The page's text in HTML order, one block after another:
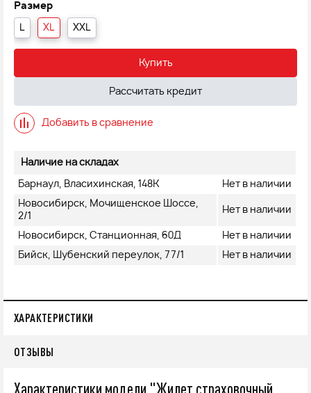
Размер
L XL XXL
Купить
Рассчитать кредит
Добавить в сравнение
Наличие на складах
Барнаул, Власихинская, 148К
Нет в наличии
Новосибирск, Мочищенское Шоссе,
2/1
Нет в наличии
Новосибирск, Станционная, 60Д
Нет в наличии
Бийск, Шубенский переулок, 77/1
Нет в наличии
ХАРАКТЕРИСТИКИ
ОТЗЫВЫ
Характеристики модели "Жилет страховочный